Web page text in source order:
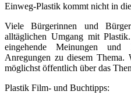
Einweg-Plastik kommt nicht in
Viele Bürgerinnen und
alltäglichen Umgang mit
eingehende Meinungen und
Anregungen zu diesem Thema.
möglichst öffentlich über das
Plastik Film- und Buchtipps: